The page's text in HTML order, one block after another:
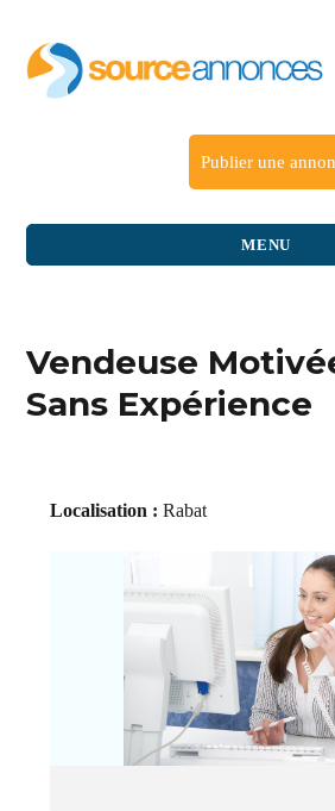
Publier une
MENU
Vendeuse
Sans Expérience
Localisation : Rabat